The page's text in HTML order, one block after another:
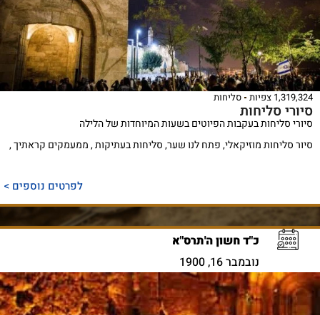
1,319,324 צפיות סליחות
סיורי סליחות
סיורי סליחות בעקבות הפיוטים בשעות המיוחדות של הלילה
סיור סליחות מוזיקאלי, פתח לנו שער, סליחות בעתיקות , ממעמקים קראתיך ,
לפרטים נוספים >
כ"ד חשון ה'תרס"א
נובמבר 16, 1900